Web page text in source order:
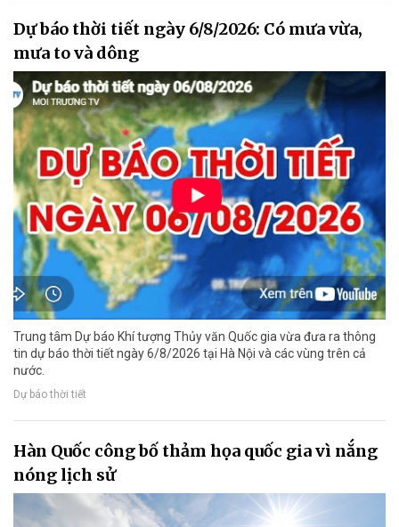
Dự báo thời tiết ngày 6/8/2026: Có mưa vừa,
mưa to và dông
Trung tâm Dự báo Khí tượng Thủy văn Quốc gia vừa đưa ra thông
tin dự báo thời tiết ngày 6/8/2026 tại Hà Nội và các vùng trên cả
nước.
Dự báo thời tiết
Hàn Quốc công bố thảm họa quốc gia vì nắng
nóng lịch sử